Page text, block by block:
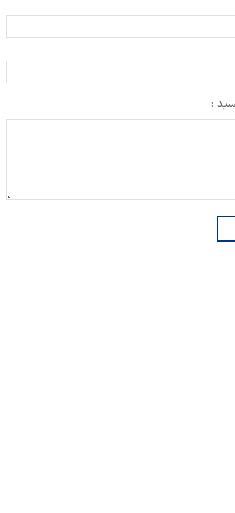
: